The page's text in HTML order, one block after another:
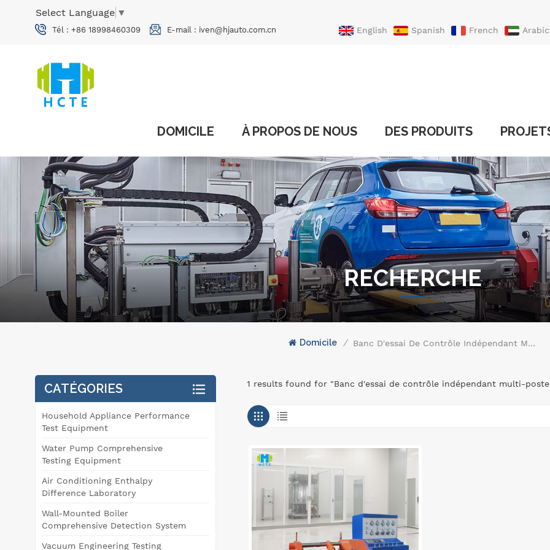
Select Language ▼
Tél : +86 18998460309 E-mail : iven@hjauto.com.cn English Spanish French
Arabic
DOMICILE À PROPOS DE NOUS DES PRODUITS
RECHERCHE
Domicile / Banc D'essai De Contrôle Indépendant Multi-Postes
1 results found for "Banc d'essai de contrôle indépendant multi-
CATÉGORIES
Household Appliance Performance
Test Equipment
Water Pump Comprehensive
Testing Equipment
Air Conditioning Enthalpy
Difference Laboratory
Wall-Mounted Boiler
Comprehensive Detection System
Vacuum Engineering Testing